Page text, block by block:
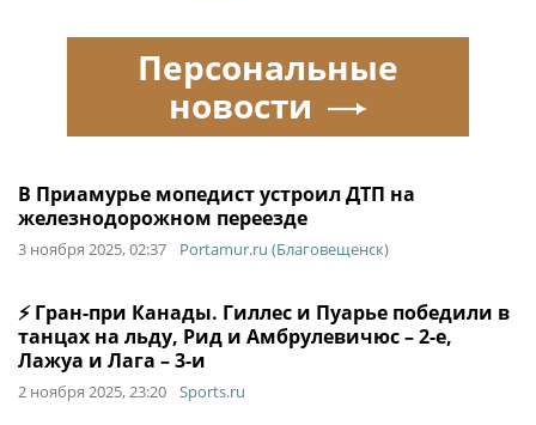
В Приамурье мопедист устроил ДТП на
железнодорожном переезде
3 ноября 2025, 02:37 Portamur.ru (Благовещенск)
⚡ Гран-при Канады. Гиллес и Пуарье победили в
танцах на льду, Рид и Амбрулевичюс – 2-е,
Лажуа и Лага – 3-и
2 ноября 2025, 23:20 Sports.ru
Персональные
новости